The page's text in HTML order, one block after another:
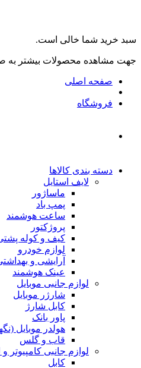
سبد خرید شما خالی است.
جهت مشاهده محصولات بیشتر به
صفحه اصلی
فروشگاه
دسته بندی کالاها
لایف استایل
ماساژور
پمپ باد
ساعت هوشمند
پروژکتور
کیف و کوله
لوازم خودرو
آرایشی و
عینک هوشمند
لوازم جانبی موبایل
شارژر موبایل
کابل شارژ
پاور بانک
هولدر موبایل
قاب و گلس
لوازم جانبی کامپیوتر
کابل